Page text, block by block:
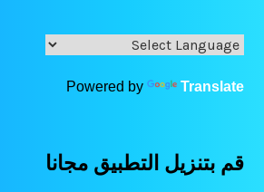
Powered by Translate
قم بتنزيل التطبيق مجانا